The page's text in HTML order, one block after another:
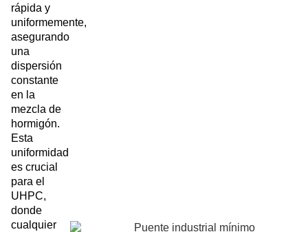
rápida y
uniformemente,
asegurando
una
dispersión
constante
en la
mezcla de
hormigón.
Esta
uniformidad
es crucial
para el
UHPC,
donde
cualquier